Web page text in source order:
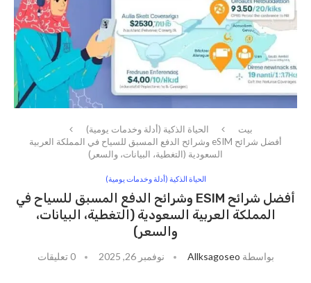
بيت
الحياة الذكية (أدلة وخدمات يومية)
أفضل شرائح eSIM وشرائح الدفع المسبق للسياح في المملكة العربية
السعودية (التغطية، البيانات، والسعر)
الحياة الذكية (أدلة وخدمات يومية)
أفضل شرائح ESIM وشرائح الدفع المسبق للسياح في
المملكة العربية السعودية (التغطية، البيانات،
والسعر)
بواسطة Allksagoseo نوفمبر 26, 2025 0 تعليقات